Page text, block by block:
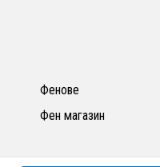
Фенове
Фен магазин